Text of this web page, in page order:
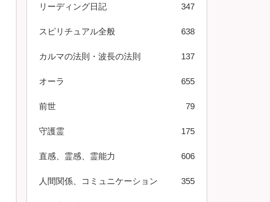
リーディング日記 347
スピリチュアル全般 638
カルマの法則・波長の法則 137
オーラ 655
前世 79
守護霊 175
直感、霊感、霊能力 606
人間関係、コミュニケーション 355